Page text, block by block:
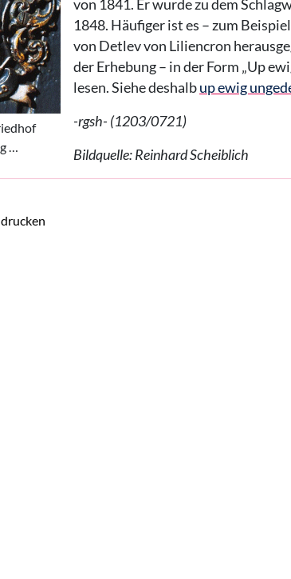
…
von 1841. Er wurde zu dem
1848. Häufiger ist es – zum
von Detlev von Liliencron
der Erhebung – in der Form „Up
lesen. Siehe deshalbup ewig
-rgsh- (1203/0721)
Bildquelle: Reinhard Scheiblich